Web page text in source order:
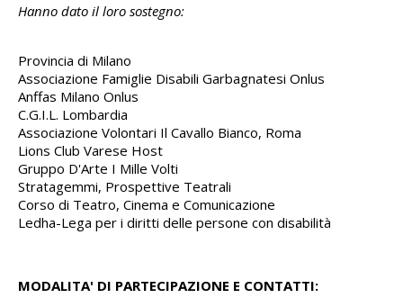
Hanno dato il loro sostegno:
Provincia di Milano
Associazione Famiglie Disabili Garbagnatesi Onlus
Anffas Milano Onlus
C.G.I.L. Lombardia
Associazione Volontari Il Cavallo Bianco, Roma
Lions Club Varese Host
Gruppo D'Arte I Mille Volti
Stratagemmi, Prospettive Teatrali
Corso di Teatro, Cinema e Comunicazione
Ledha-Lega per i diritti delle persone con disabilità
MODALITA' DI PARTECIPAZIONE E CONTATTI: